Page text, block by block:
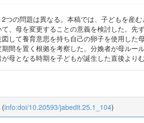
つの問題は異なる。本稿では、子どもを産
、母を変更することの意義を検討した。先
して養育意思を持ち自己の卵子を使用した
間を置く根拠を考察した。分娩者が母ルー
母となる時期を子どもが誕生した直後より
(info:doi/10.20593/jabedit.25.1_104)